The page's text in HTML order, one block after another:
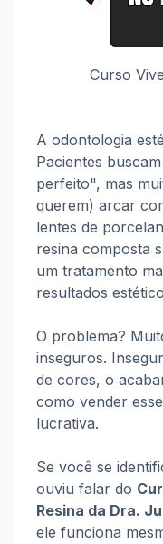
Curso
A odontologia
Pacientes
perfeito", mas
querem) arcar
lentes de
resina composta
um tratamento
resultados
O problema?
inseguros.
de cores, o
como vender
lucrativa.
Se você se
ouviu falar do
Resina da Dra.
ele funciona